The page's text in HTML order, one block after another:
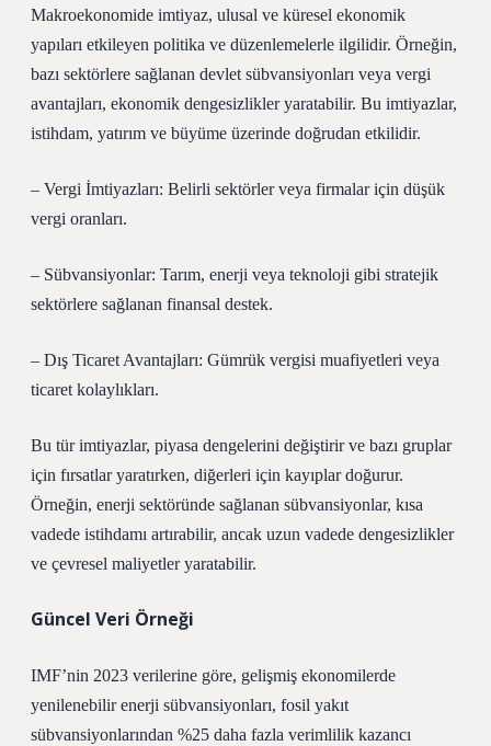
Makroekonomide imtiyaz, ulusal ve küresel ekonomik
yapıları etkileyen politika ve düzenlemelerle ilgilidir. Örneğin,
bazı sektörlere sağlanan devlet sübvansiyonları veya vergi
avantajları, ekonomik dengesizlikler yaratabilir. Bu imtiyazlar,
istihdam, yatırım ve büyüme üzerinde doğrudan etkilidir.
– Vergi İmtiyazları: Belirli sektörler veya firmalar için düşük
vergi oranları.
– Sübvansiyonlar: Tarım, enerji veya teknoloji gibi stratejik
sektörlere sağlanan finansal destek.
– Dış Ticaret Avantajları: Gümrük vergisi muafiyetleri veya
ticaret kolaylıkları.
Bu tür imtiyazlar, piyasa dengelerini değiştirir ve bazı gruplar
için fırsatlar yaratırken, diğerleri için kayıplar doğurur.
Örneğin, enerji sektöründe sağlanan sübvansiyonlar, kısa
vadede istihdamı artırabilir, ancak uzun vadede dengesizlikler
ve çevresel maliyetler yaratabilir.
Güncel Veri Örneği
IMF’nin 2023 verilerine göre, gelişmiş ekonomilerde
yenilenebilir enerji sübvansiyonları, fosil yakıt
sübvansiyonlarından %25 daha fazla verimlilik kazancı